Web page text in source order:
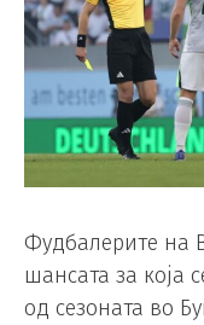
Фудбалерите на
шансата за која
од сезоната во